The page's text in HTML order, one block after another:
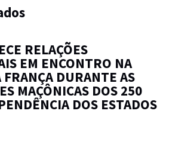
RELAÇÕES
EM ENCONTRO NA
DURANTE AS
MAÇÔNICAS DOS 250
DOS ESTADOS